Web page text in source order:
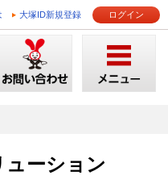
大塚ID新規登録 ログイン
ューション